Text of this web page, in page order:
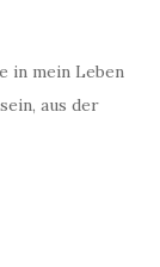
in mein Leben
aus der